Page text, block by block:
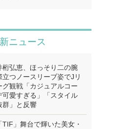
ニュース
桁弘恵、ほっそり二の腕
立つノースリーブ姿でJリ
グ観戦「カジュアルコー
可愛すぎる」「スタイル
群」と反響
TIF」舞台で輝いた美女・